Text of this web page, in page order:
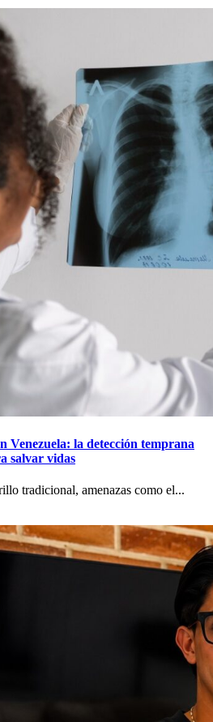
Venezuela: la detección temprana
salvar vidas
tradicional, amenazas como el...